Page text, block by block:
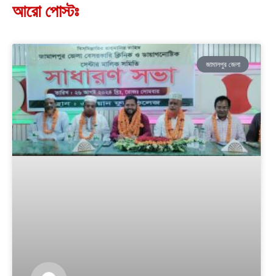
আরো পোস্টঃ
জামালপুর জেলা